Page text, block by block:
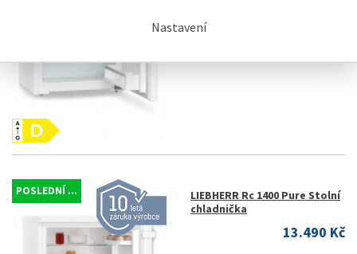
Nastavení
POSLEDNÍ ...
LIEBHERR Rc 1400 Pure Stolní
chladnička
13.490 Kč